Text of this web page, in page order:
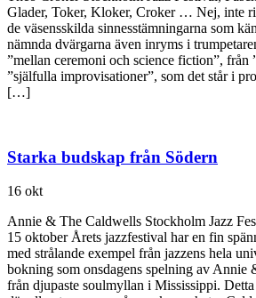
Glader, Toker, Kloker, Croker … Nej, inte
de väsensskilda sinnesstämningarna som
nämnda dvärgarna även inryms i
”mellan ceremoni och science fiction”, från
”själfulla improvisationer”, som det står i
[…]
Starka budskap från Södern
16 okt
Annie & The Caldwells Stockholm Jazz
15 oktober Årets jazzfestival har en fin
med strålande exempel från jazzens hela
bokning som onsdagens spelning av
från djupaste soulmyllan i Mississippi.